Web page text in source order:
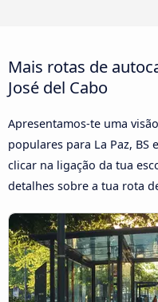
Mais rotas de
José del Cabo
Apresentamos-te uma
populares para La Paz, BS
clicar na ligação da tua
detalhes sobre a tua rota